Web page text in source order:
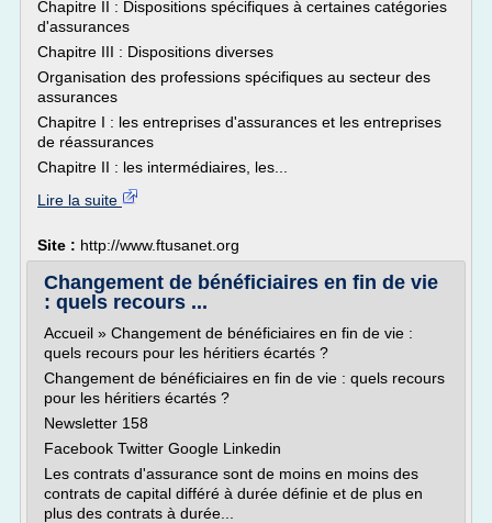
Chapitre II : Dispositions spécifiques à certaines catégories
d'assurances
Chapitre III : Dispositions diverses
Organisation des professions spécifiques au secteur des
assurances
Chapitre I : les entreprises d'assurances et les entreprises
de réassurances
Chapitre II : les intermédiaires, les...
Lire la suite
Site : http://www.ftusanet.org
Changement de bénéficiaires en fin de vie
: quels recours ...
Accueil » Changement de bénéficiaires en fin de vie :
quels recours pour les héritiers écartés ?
Changement de bénéficiaires en fin de vie : quels recours
pour les héritiers écartés ?
Newsletter 158
Facebook Twitter Google Linkedin
Les contrats d'assurance sont de moins en moins des
contrats de capital différé à durée définie et de plus en
plus des contrats à durée...